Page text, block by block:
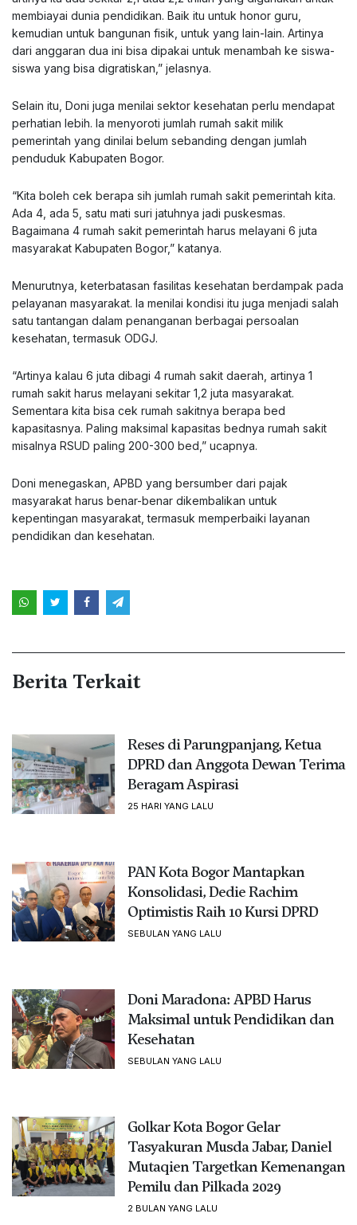
membiayai dunia pendidikan. Baik itu untuk honor guru,
kemudian untuk bangunan fisik, untuk yang lain-lain. Artinya
dari anggaran dua ini bisa dipakai untuk menambah ke siswa-
siswa yang bisa digratiskan,” jelasnya.
Selain itu, Doni juga menilai sektor kesehatan perlu mendapat
perhatian lebih. Ia menyoroti jumlah rumah sakit milik
pemerintah yang dinilai belum sebanding dengan jumlah
penduduk Kabupaten Bogor.
“Kita boleh cek berapa sih jumlah rumah sakit pemerintah kita.
Ada 4, ada 5, satu mati suri jatuhnya jadi puskesmas.
Bagaimana 4 rumah sakit pemerintah harus melayani 6 juta
masyarakat Kabupaten Bogor,” katanya.
Menurutnya, keterbatasan fasilitas kesehatan berdampak pada
pelayanan masyarakat. Ia menilai kondisi itu juga menjadi salah
satu tantangan dalam penanganan berbagai persoalan
kesehatan, termasuk ODGJ.
“Artinya kalau 6 juta dibagi 4 rumah sakit daerah, artinya 1
rumah sakit harus melayani sekitar 1,2 juta masyarakat.
Sementara kita bisa cek rumah sakitnya berapa bed
kapasitasnya. Paling maksimal kapasitas bednya rumah sakit
misalnya RSUD paling 200-300 bed,” ucapnya.
Doni menegaskan, APBD yang bersumber dari pajak
masyarakat harus benar-benar dikembalikan untuk
kepentingan masyarakat, termasuk memperbaiki layanan
pendidikan dan kesehatan.
Berita Terkait
Reses di Parungpanjang, Ketua
DPRD dan Anggota Dewan Terima
Beragam Aspirasi
25 HARI YANG LALU
PAN Kota Bogor Mantapkan
Konsolidasi, Dedie Rachim
Optimistis Raih 10 Kursi DPRD
SEBULAN YANG LALU
Doni Maradona: APBD Harus
Maksimal untuk Pendidikan dan
Kesehatan
SEBULAN YANG LALU
Golkar Kota Bogor Gelar
Tasyakuran Musda Jabar, Daniel
Mutaqien Targetkan Kemenangan
Pemilu dan Pilkada 2029
2 BULAN YANG LALU